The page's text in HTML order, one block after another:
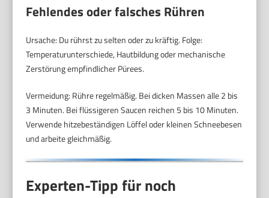
Fehlendes oder falsches Rühren
Ursache: Du rührst zu selten oder zu kräftig. Folge:
Temperaturunterschiede, Hautbildung oder mechanische
Zerstörung empfindlicher Pürees.
Vermeidung: Rühre regelmäßig. Bei dicken Massen alle 2 bis
3 Minuten. Bei flüssigeren Saucen reichen 5 bis 10 Minuten.
Verwende hitzebeständigen Löffel oder kleinen Schneebesen
und arbeite gleichmäßig.
Experten-Tipp für noch